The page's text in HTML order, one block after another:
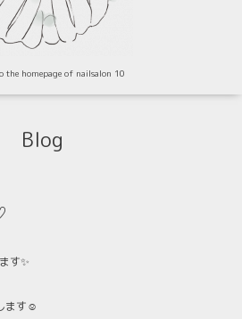
the homepage of nailsalon 10
Blog
す✨
ます☺️